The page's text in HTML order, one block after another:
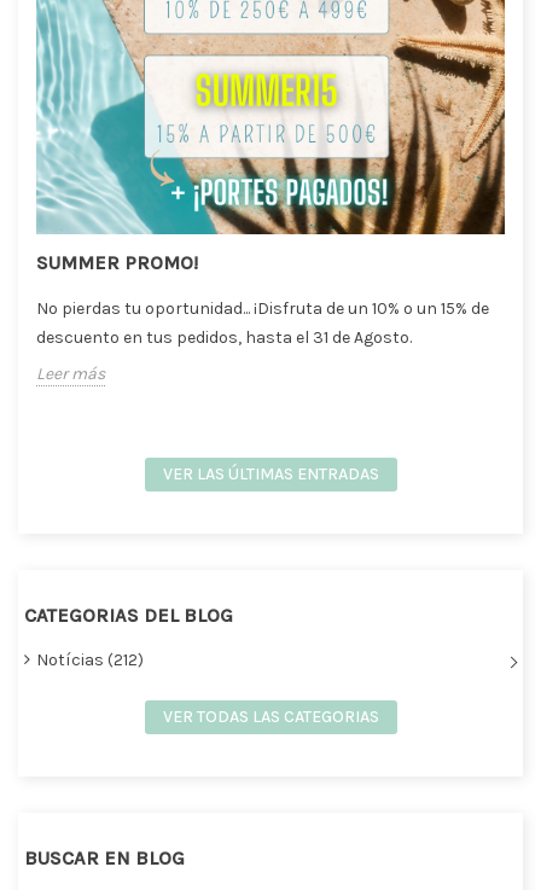
SUMMER PROMO!
No pierdas tu oportunidad... ¡Disfruta de un 10% o un 15% de
descuento en tus pedidos, hasta el 31 de Agosto.
Leer más
VER LAS ÚLTIMAS ENTRADAS
CATEGORIAS DEL BLOG
Notícias (212)
VER TODAS LAS CATEGORIAS
BUSCAR EN BLOG